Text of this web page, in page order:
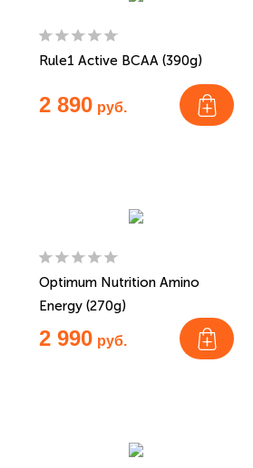
Rule1 Active BCAA (390g)
2 890 руб.
Optimum Nutrition Amino
Energy (270g)
2 990 руб.